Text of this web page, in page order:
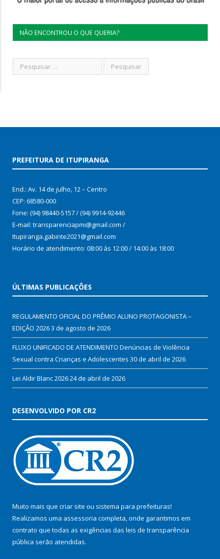
NÃO ENCONTROU O QUE QUERIA?
PREFEITURA DE ITUPIRANGA
End.: Av. 14 de julho, 12 – Centro
CEP: 68580-000
Fone: (94) 98440-5157 / (94) 9914-92446
E-mail: transparenciapmi@gmail.com /
Itupiranga.gabinte2021@gmail.com
Horário de atendimento: 08:00 às 12:00 / 14:00 às 18:00
ÚLTIMAS PUBLICAÇÕES
REGULAMENTO OFICIAL DO PRÊMIO ALUNO PROTAGONISTA –
EDIÇÃO 20263 de agosto de 2026
FLUXO UNIFICADO DE ATENDIMENTO Denúncias de Violência
Sexual contra Crianças e Adolescentes 30 de abril de 2026
Lei Aldir Blanc 202624 de abril de 2026
DESENVOLVIDO POR CR2
Muito mais que criar site ou sistema para prefeituras!
Realizamos uma assessoria completa, onde garantimos em
contrato que todas as exigências das leis de transparência
pública serão atendidas.